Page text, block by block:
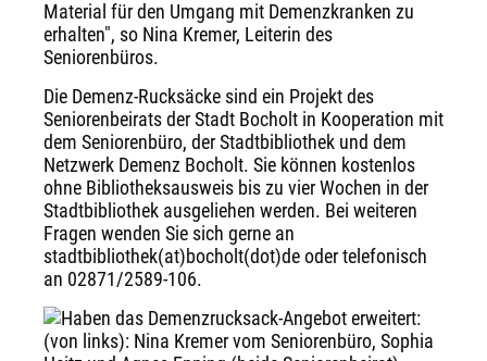
Material für den Umgang mit Demenzkranken zu
erhalten", so Nina Kremer, Leiterin des
Seniorenbüros.
Die Demenz-Rucksäcke sind ein Projekt des
Seniorenbeirats der Stadt Bocholt in Kooperation mit
dem Seniorenbüro, der Stadtbibliothek und dem
Netzwerk Demenz Bocholt. Sie können kostenlos
ohne Bibliotheksausweis bis zu vier Wochen in der
Stadtbibliothek ausgeliehen werden. Bei weiteren
Fragen wenden Sie sich gerne an
stadtbibliothek(at)bocholt(dot)de oder telefonisch
an 02871/2589-106.